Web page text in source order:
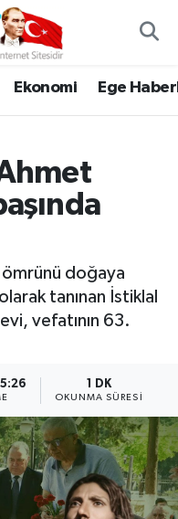
Ekonomi Ege
ömrünü doğaya
tanınan İstiklal
vefatının 63.
1 DK
OKUNMA SÜRESI
Haritası
Fikstür